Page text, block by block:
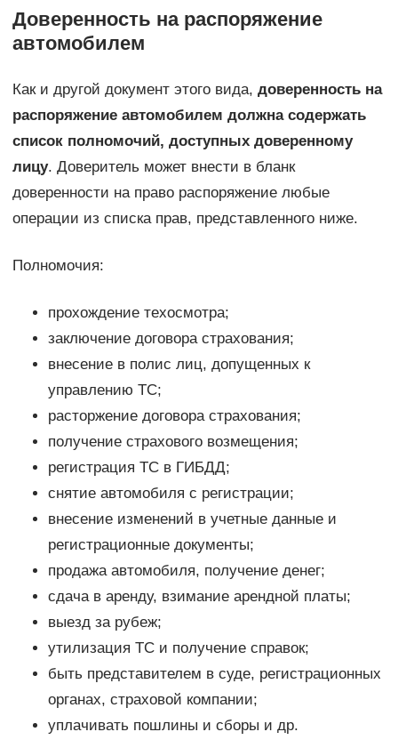
Доверенность на распоряжение
автомобилем
Как и другой документ этого вида, доверенность на
распоряжение автомобилем должна содержать
список полномочий, доступных доверенному
лицу. Доверитель может внести в бланк
доверенности на право распоряжение любые
операции из списка прав, представленного ниже.
Полномочия:
прохождение техосмотра;
заключение договора страхования;
внесение в полис лиц, допущенных к
управлению ТС;
расторжение договора страхования;
получение страхового возмещения;
регистрация ТС в ГИБДД;
снятие автомобиля с регистрации;
внесение изменений в учетные данные и
регистрационные документы;
продажа автомобиля, получение денег;
сдача в аренду, взимание арендной платы;
выезд за рубеж;
утилизация ТС и получение справок;
быть представителем в суде, регистрационных
органах, страховой компании;
уплачивать пошлины и сборы и др.